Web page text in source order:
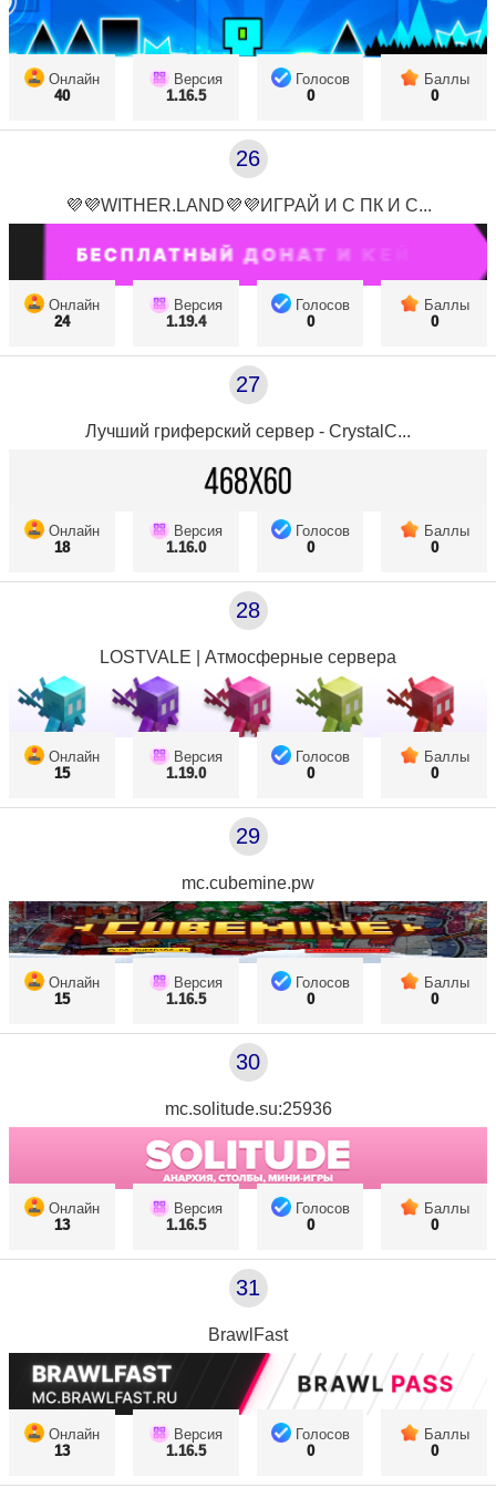
Онлайн
40
Версия
1.16.5
Голосов
0
Баллы
0
26
💜💜WITHER.LAND💜💜ИГРАЙ И С ПК И С...
Онлайн
24
Версия
1.19.4
Голосов
0
Баллы
0
27
Лучший гриферский сервер - CrystalC...
Онлайн
18
Версия
1.16.0
Голосов
0
Баллы
0
28
LOSTVALE | Атмосферные сервера
Онлайн
15
Версия
1.19.0
Голосов
0
Баллы
0
29
mc.cubemine.pw
Онлайн
15
Версия
1.16.5
Голосов
0
Баллы
0
30
mc.solitude.su:25936
Онлайн
13
Версия
1.16.5
Голосов
0
Баллы
0
31
BrawlFast
Онлайн
13
Версия
1.16.5
Голосов
0
Баллы
0